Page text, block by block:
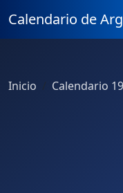
Calendario de
Inicio Calendario